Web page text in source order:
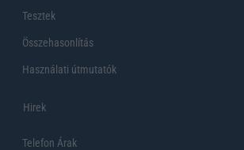
Tesztek
Összehasonlítás
Használati útmutatók
Hirek
Telefon Árak